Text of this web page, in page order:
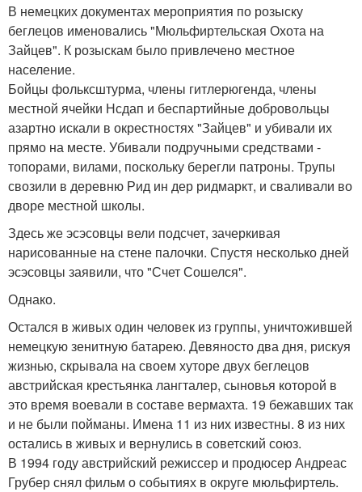
В немецких документах мероприятия по розыску
беглецов именовались "Мюльфиртельская Охота на
Зайцев". К розыскам было привлечено местное
население.
Бойцы фольксштурма, члены гитлерюгенда, члены
местной ячейки Нсдап и беспартийные добровольцы
азартно искали в окрестностях "Зайцев" и убивали их
прямо на месте. Убивали подручными средствами -
топорами, вилами, поскольку берегли патроны. Трупы
свозили в деревню Рид ин дер ридмаркт, и сваливали во
дворе местной школы.
Здесь же эсэсовцы вели подсчет, зачеркивая
нарисованные на стене палочки. Спустя несколько дней
эсэсовцы заявили, что "Счет Сошелся".
Однако.
Остался в живых один человек из группы, уничтожившей
немецкую зенитную батарею. Девяносто два дня, рискуя
жизнью, скрывала на своем хуторе двух беглецов
австрийская крестьянка лангталер, сыновья которой в
это время воевали в составе вермахта. 19 бежавших так
и не были пойманы. Имена 11 из них известны. 8 из них
остались в живых и вернулись в советский союз.
В 1994 году австрийский режиссер и продюсер Андреас
Грубер снял фильм о событиях в округе мюльфиртель.